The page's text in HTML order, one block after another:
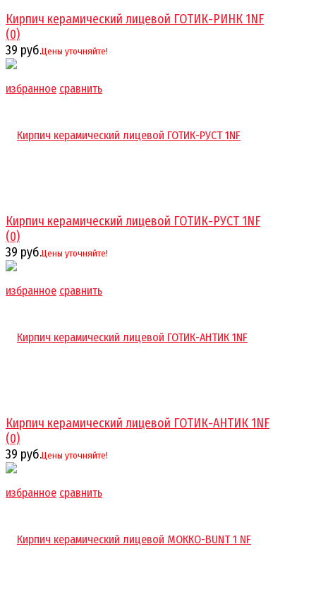
избранное сравнить
Кирпич керамический лицевой ГОТИК-РИНК 1NF
(0)
39 руб.Цены уточняйте!
избранное сравнить
Кирпич керамический лицевой ГОТИК-РУСТ 1NF
(0)
39 руб.Цены уточняйте!
избранное сравнить
Кирпич керамический лицевой ГОТИК-АНТИК 1NF
(0)
39 руб.Цены уточняйте!